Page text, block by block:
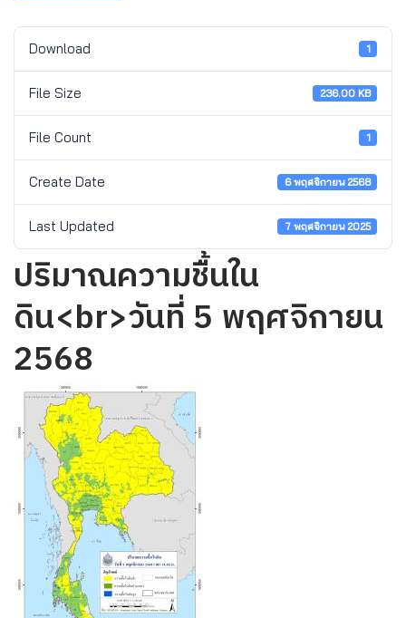
Download 1
File Size 236.00 KB
File Count 1
Create Date 6 พฤศจิกายน 2568
Last Updated 7 พฤศจิกายน 2025
ปริมาณความชื้นใน
ดิน<br>วันที่ 5 พฤศจิกายน
2568